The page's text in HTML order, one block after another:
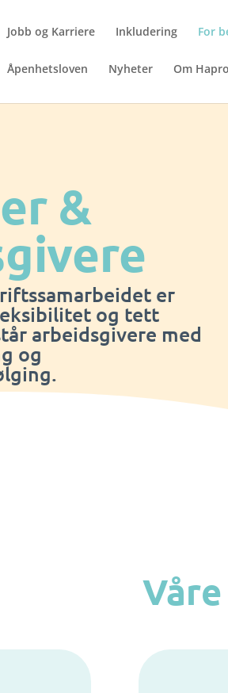
Jobb og Karriere Inkludering For
Åpenhetsloven Nyheter Om Hapro
&
er
og tett
arbeidsgivere med
og